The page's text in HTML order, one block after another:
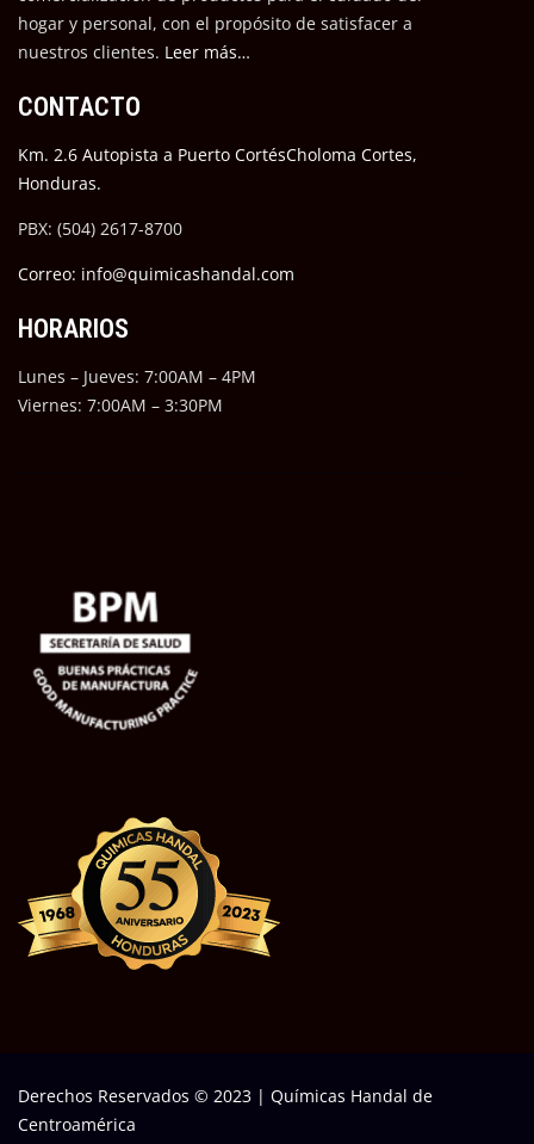
hogar y personal, con el propósito de satisfacer a
nuestros clientes. Leer más…
CONTACTO
Km. 2.6 Autopista a Puerto CortésCholoma Cortes,
Honduras.
PBX: (504) 2617-8700
Correo: info@quimicashandal.com
HORARIOS
Lunes – Jueves: 7:00AM – 4PM
Viernes: 7:00AM – 3:30PM
Derechos Reservados © 2023 | Químicas Handal de
Centroamérica